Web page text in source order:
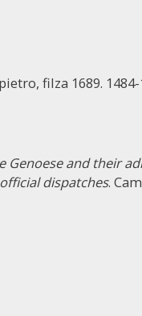
filza 1689. 1484-
Genoese and their
dispatches.